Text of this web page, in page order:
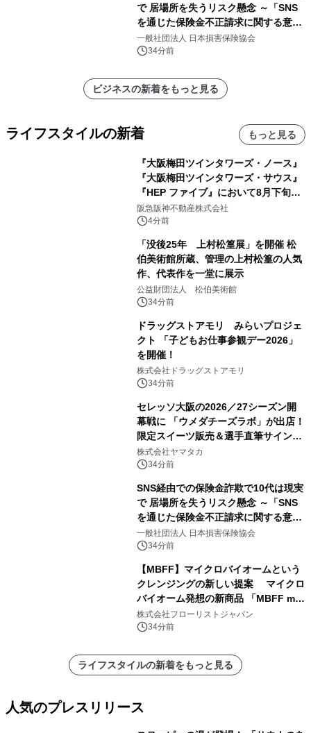
で 居場所を失うリスク懸念 ～「SNS
を通じた保険金不正請求に関する意識
調査」を実施、 認知度の低さも浮き彫
りに～
一般社団法人 日本損害保険協会
34分前
ビジネスの新着をもっと見る
ライフスタイルの新着 もっと見る
『大阪梅田ツインタワーズ・ノース』
『大阪梅田ツインタワーズ・サウス』
『HEP ファイブ』において8月下旬か
ら 「オフサイト型コーポレートPPA」
による 再生可能エネルギー電力の使用
阪急阪神不動産株式会社
4分前
「没後25年 上村松篁展」を開催 松
伯美術館所蔵、管理の上村松篁の人気
作、代表作を一堂に展示
公益財団法人 松伯美術館
34分前
ドラッグストアモリ みらいプロジェ
クト 「子どもお仕事参観デー2026」
を開催！
株式会社ドラッグストアモリ
34分前
セレッソ大阪の2026／27シーズン開
幕戦に 「ウメダチーズラボ」が出店！
限定スイーツ販売＆選手直筆サイング
ッズが当たる抽選会を 8月8日に開催
株式会社ヤマタカ
34分前
SNS経由での保険金詐欺で10代は現実
で 居場所を失うリスク懸念 ～「SNS
を通じた保険金不正請求に関する意識
調査」を実施、 認知度の低さも浮き彫
りに～
一般社団法人 日本損害保険協会
34分前
【MBFF】マイクロバイオームという
クレンジングの新しい提案 マイクロ
バイオーム発想の新商品 「MBFF mb
クレンジングPRO」を2026年8月6日
発売
株式会社フローリストジャパン
34分前
ライフスタイルの新着をもっと見る
人気のプレスリリース